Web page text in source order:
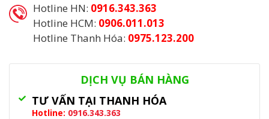
Hotline HN: 0916.343.363
Hotline HCM: 0906.011.013
Hotline Thanh Hóa: 0975.123.200
Danh mục:Kim Thu Sét,Thiết Bị Chống Sét
DỊCH VỤ BÁN HÀNG
TƯ VẤN TẠI THANH HÓA
Hotline: 0916.343.363